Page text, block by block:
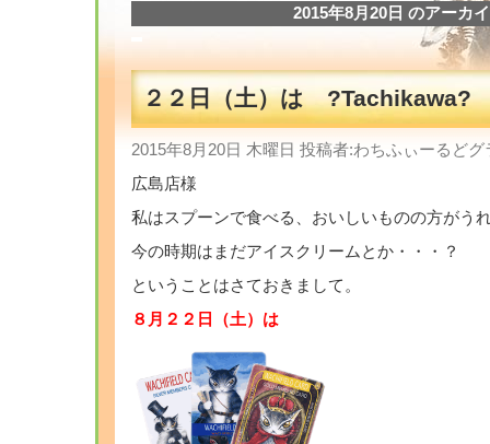
2015年8月20日 のアーカ
２２日（土）は ?Tachikawa?
2015年8月20日 木曜日 投稿者:わちふぃーるど
広島店様
私はスプーンで食べる、おいしいものの方がう
今の時期はまだアイスクリームとか・・・？
ということはさておきまして。
８月２２日（土）は